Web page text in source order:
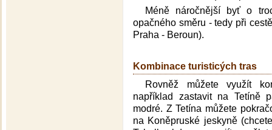
Méně náročnější byť o
opačného směru - tedy při
Praha - Beroun).
Kombinace turisticých tras
Rovněž můžete využít
například zastavit na Tetíně
modré. Z Tetína můžete
na Koněpruské jeskyně